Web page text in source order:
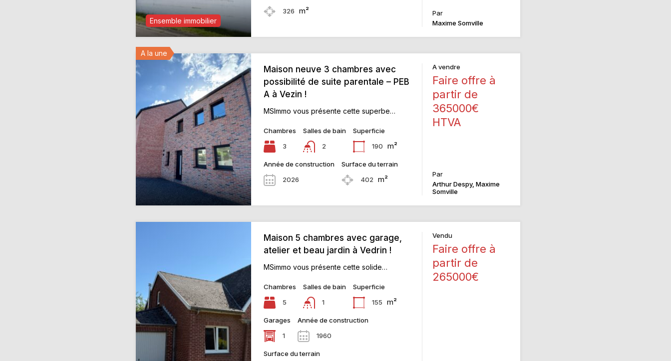
Ensemble immobilier
326
m²
Par
Maxime Somville
A la une
Maison neuve 3 chambres avec
possibilité de suite parentale – PEB
A à Vezin !
MSImmo vous présente cette superbe…
Chambres
3
Salles de bain
2
Superficie
190
m²
Année de construction
2026
Surface du terrain
402
m²
A vendre
Faire offre à
partir de
365000€
HTVA
Par
Arthur Despy, Maxime
Somville
Maison 5 chambres avec garage,
atelier et beau jardin à Vedrin !
MSimmo vous présente cette solide…
Chambres
5
Salles de bain
1
Superficie
155
m²
Garages
1
Année de construction
1960
Surface du terrain
Vendu
Faire offre à
partir de
265000€